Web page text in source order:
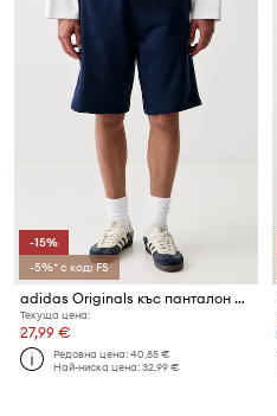
-15%
-5%* с код: FS
adidas Originals къс панталон мъжки от памук Essential
Текуща цена:
27,99 €
Редовна цена:40,85 €
Най-ниска цена:32,99 €